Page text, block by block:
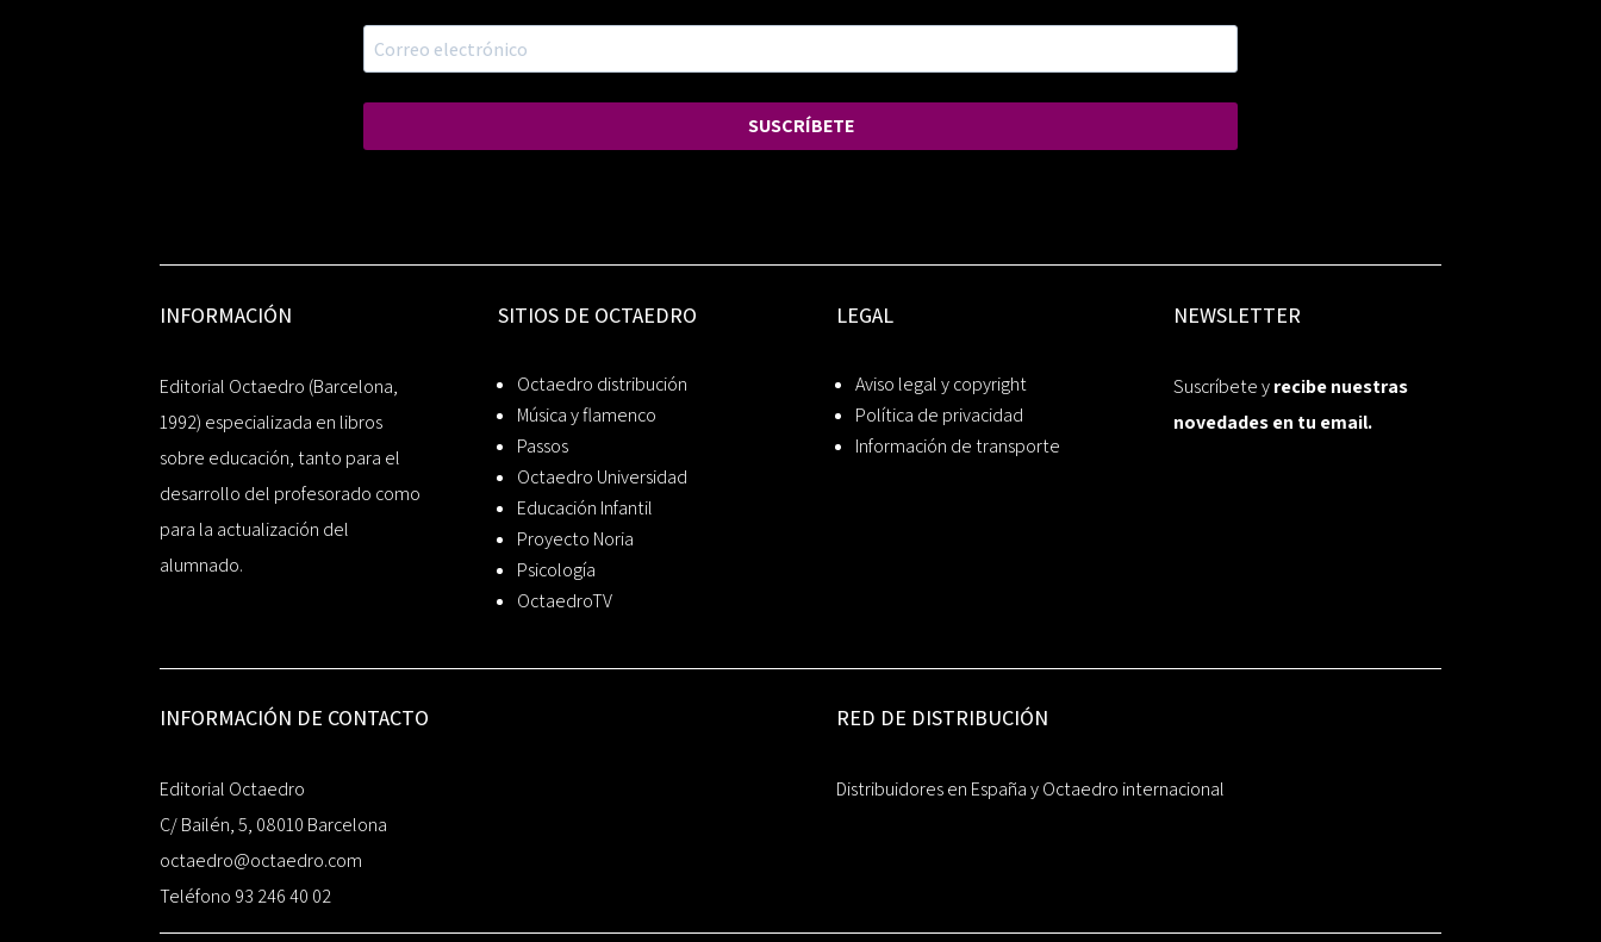
SUSCRÍBETE
INFORMACIÓN
Editorial Octaedro (Barcelona,
1992) especializada en libros
sobre educación, tanto para el
desarrollo del profesorado como
para la actualización del
alumnado.
SITIOS DE OCTAEDRO
Octaedro distribución
Música y flamenco
Passos
Octaedro Universidad
Educación Infantil
Proyecto Noria
Psicología
OctaedroTV
LEGAL
Aviso legal y copyright
Política de privacidad
Información de transporte
NEWSLETTER
Suscríbete yrecibe nuestras
novedades en tu email.
INFORMACIÓN DE CONTACTO
Editorial Octaedro
C/ Bailén, 5, 08010 Barcelona
octaedro@octaedro.com
Teléfono 93 246 40 02
RED DE DISTRIBUCIÓN
Distribuidores en España y Octaedro internacional